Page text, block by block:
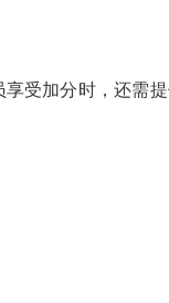
受加分时，还需